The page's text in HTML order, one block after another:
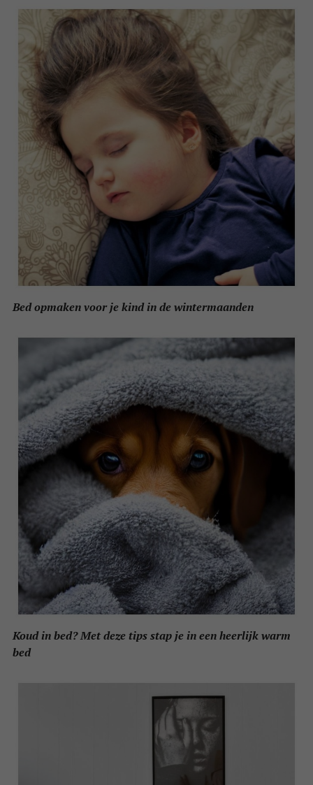
Bed opmaken voor je kind in de wintermaanden
Koud in bed? Met deze tips stap je in een heerlijk warm
bed